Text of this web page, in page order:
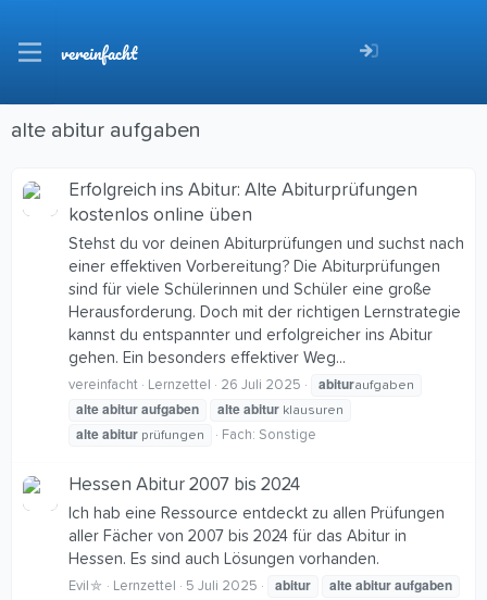
vereinfacht
alte abitur aufgaben
Erfolgreich ins Abitur: Alte Abiturprüfungen
kostenlos online üben
Stehst du vor deinen Abiturprüfungen und suchst nach
einer effektiven Vorbereitung? Die Abiturprüfungen
sind für viele Schülerinnen und Schüler eine große
Herausforderung. Doch mit der richtigen Lernstrategie
kannst du entspannter und erfolgreicher ins Abitur
gehen. Ein besonders effektiver Weg...
vereinfacht Lernzettel 26 Juli 2025 abituraufgaben
alteabituraufgaben alteabitur klausuren
alteabitur prüfungen Fach: Sonstige
Hessen Abitur 2007 bis 2024
Ich hab eine Ressource entdeckt zu allen Prüfungen
aller Fächer von 2007 bis 2024 für das Abitur in
Hessen. Es sind auch Lösungen vorhanden.
Evil⛤ Lernzettel 5 Juli 2025 abitur alteabituraufgaben